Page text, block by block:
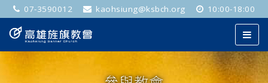
07-3590012 kaohsiung@ksbch.org 10:00-18:00